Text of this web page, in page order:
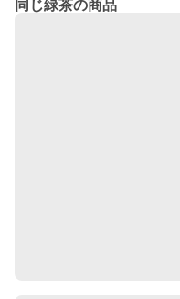
同じ緑茶の商品